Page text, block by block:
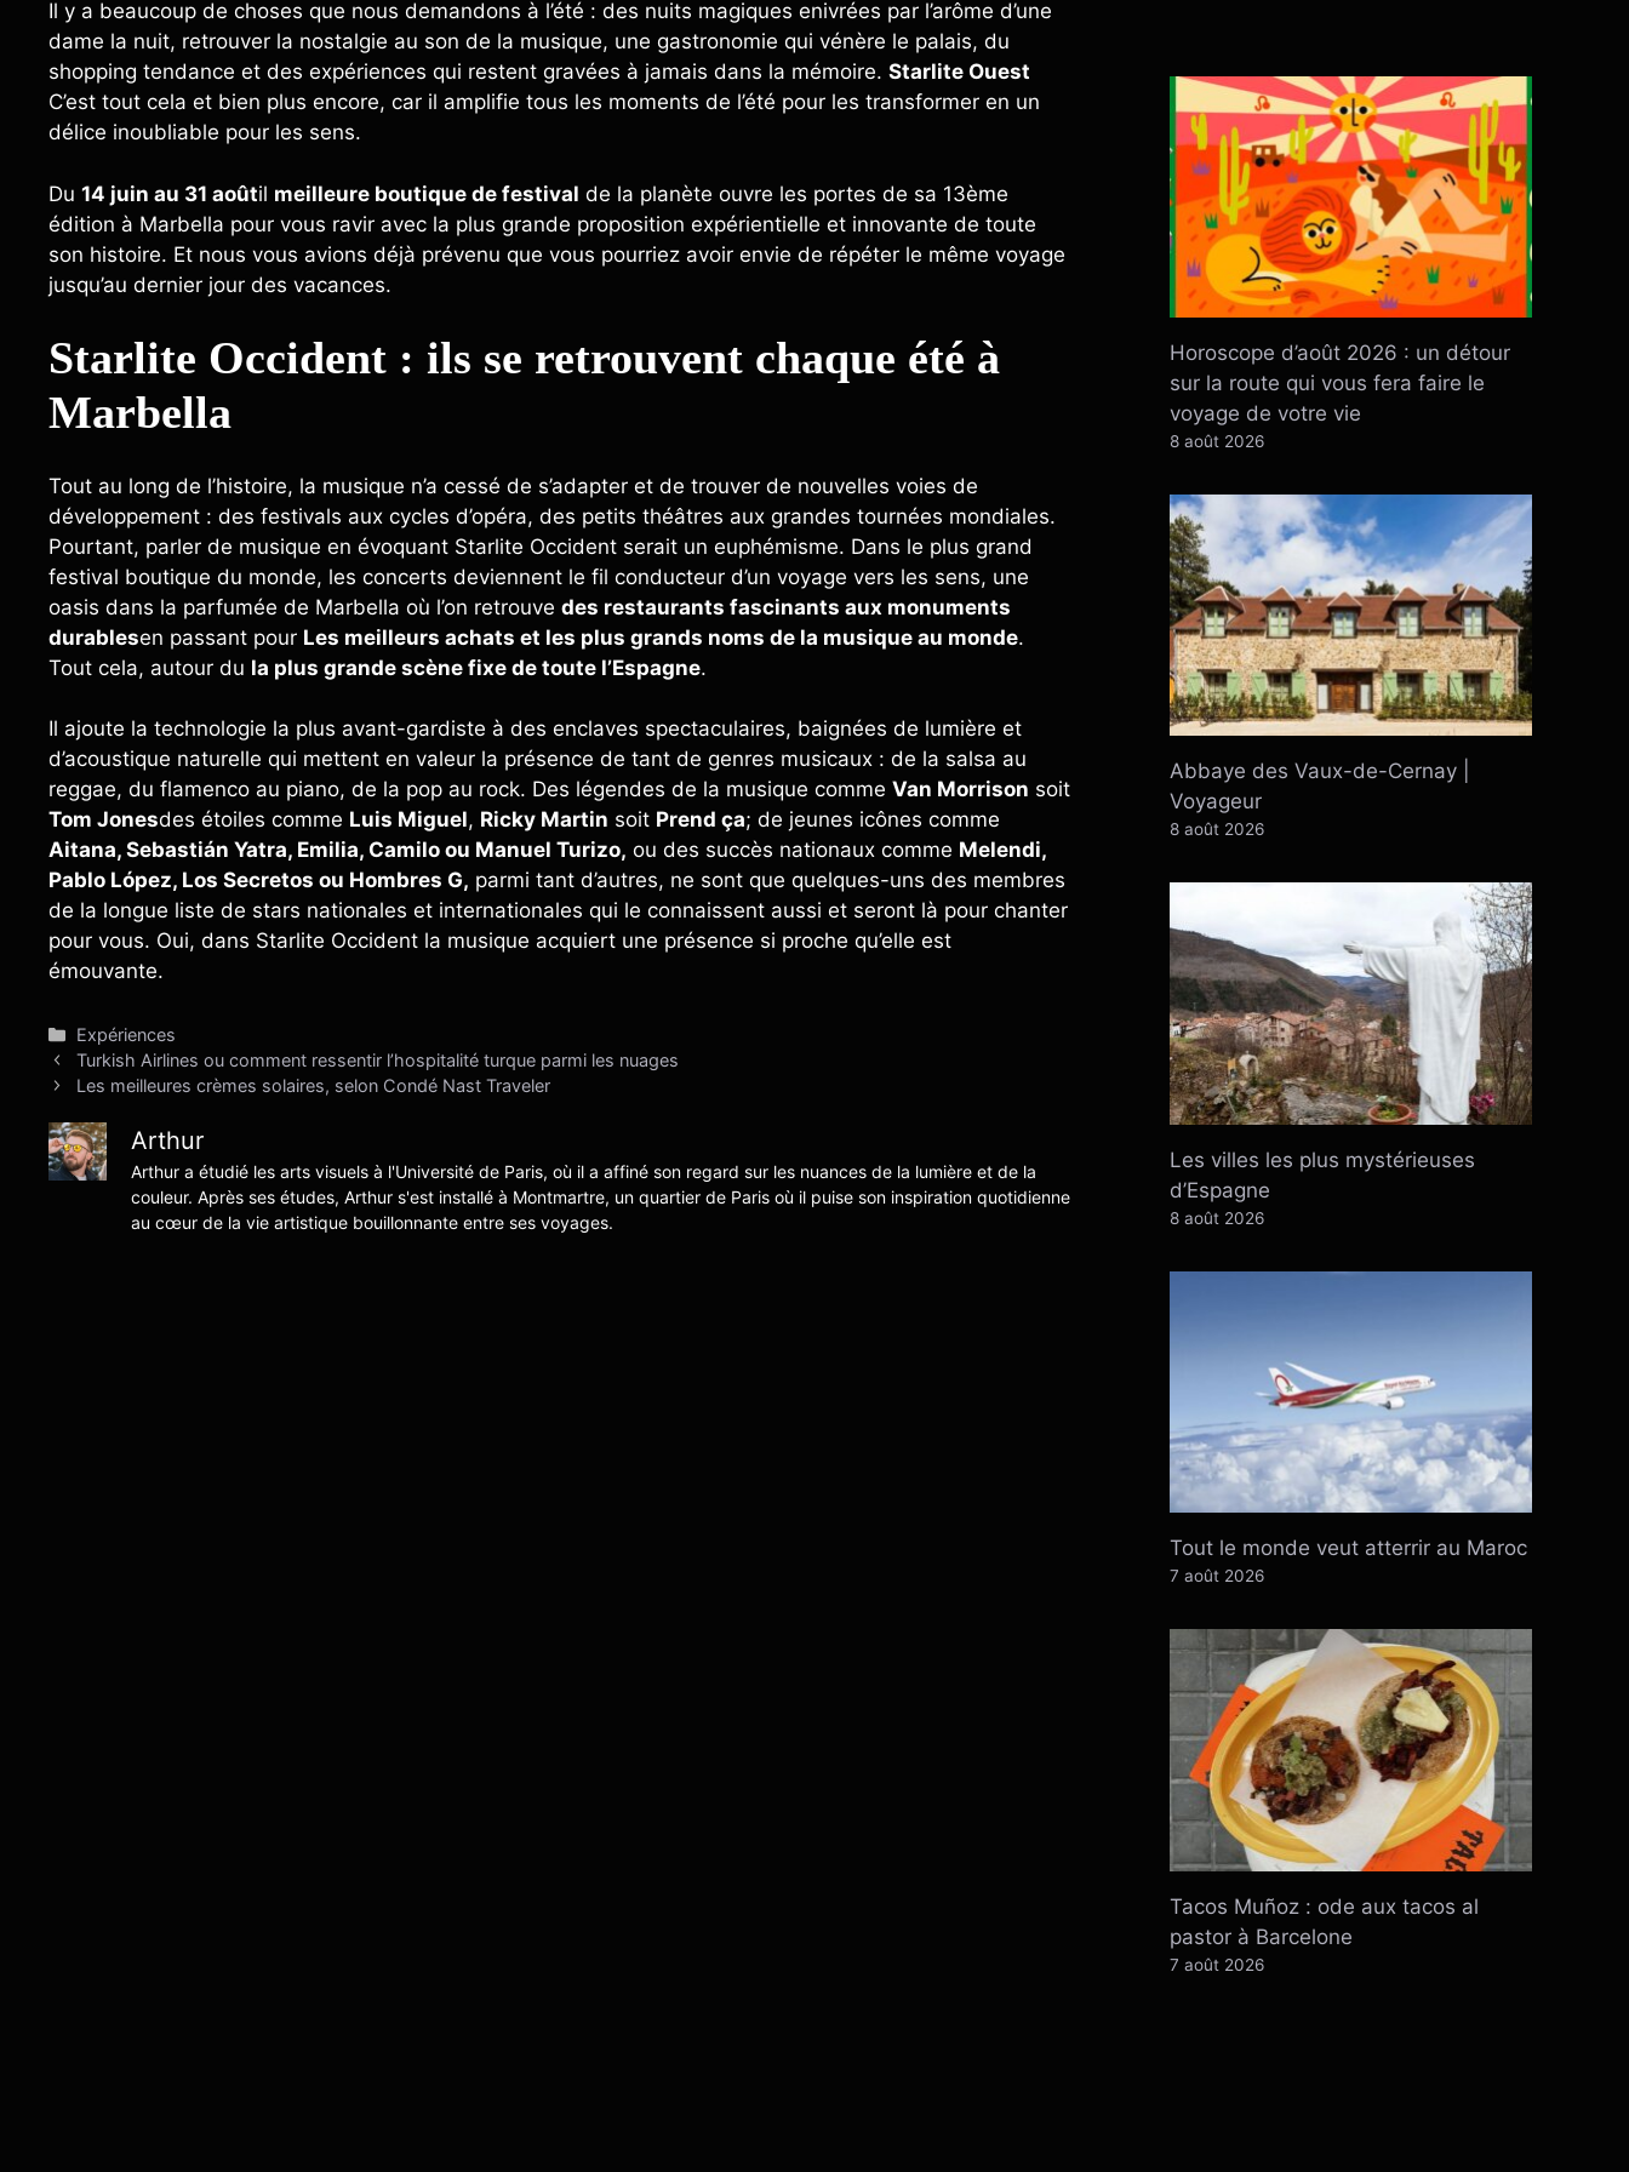
Il y a beaucoup de choses que nous demandons à l’été : des nuits magiques enivrées par l’arôme d’une
dame la nuit, retrouver la nostalgie au son de la musique, une gastronomie qui vénère le palais, du
shopping tendance et des expériences qui restent gravées à jamais dans la mémoire. Starlite Ouest
C’est tout cela et bien plus encore, car il amplifie tous les moments de l’été pour les transformer en un
délice inoubliable pour les sens.
Du 14 juin au 31 aoûtil meilleure boutique de festival de la planète ouvre les portes de sa 13ème
édition à Marbella pour vous ravir avec la plus grande proposition expérientielle et innovante de toute
son histoire. Et nous vous avions déjà prévenu que vous pourriez avoir envie de répéter le même voyage
jusqu’au dernier jour des vacances.
Starlite Occident : ils se retrouvent chaque été à
Marbella
Tout au long de l’histoire, la musique n’a cessé de s’adapter et de trouver de nouvelles voies de
développement : des festivals aux cycles d’opéra, des petits théâtres aux grandes tournées mondiales.
Pourtant, parler de musique en évoquant Starlite Occident serait un euphémisme. Dans le plus grand
festival boutique du monde, les concerts deviennent le fil conducteur d’un voyage vers les sens, une
oasis dans la parfumée de Marbella où l’on retrouve des restaurants fascinants aux monuments
durablesen passant pour Les meilleurs achats et les plus grands noms de la musique au monde.
Tout cela, autour du la plus grande scène fixe de toute l’Espagne.
Il ajoute la technologie la plus avant-gardiste à des enclaves spectaculaires, baignées de lumière et
d’acoustique naturelle qui mettent en valeur la présence de tant de genres musicaux : de la salsa au
reggae, du flamenco au piano, de la pop au rock. Des légendes de la musique comme Van Morrison soit
Tom Jonesdes étoiles comme Luis Miguel, Ricky Martin soit Prend ça; de jeunes icônes comme
Aitana, Sebastián Yatra, Emilia, Camilo ou Manuel Turizo, ou des succès nationaux comme Melendi,
Pablo López, Los Secretos ou Hombres G, parmi tant d’autres, ne sont que quelques-uns des membres
de la longue liste de stars nationales et internationales qui le connaissent aussi et seront là pour chanter
pour vous. Oui, dans Starlite Occident la musique acquiert une présence si proche qu’elle est
émouvante.
Catégories
Expériences
Turkish Airlines ou comment ressentir l’hospitalité turque parmi les nuages
Les meilleures crèmes solaires, selon Condé Nast Traveler
Arthur
Arthur a étudié les arts visuels à l'Université de Paris, où il a affiné son regard sur les nuances de la lumière et de la
couleur. Après ses études, Arthur s'est installé à Montmartre, un quartier de Paris où il puise son inspiration quotidienne
au cœur de la vie artistique bouillonnante entre ses voyages.
Horoscope d’août 2026 : un détour
sur la route qui vous fera faire le
voyage de votre vie
8 août 2026
Abbaye des Vaux-de-Cernay |
Voyageur
8 août 2026
Les villes les plus mystérieuses
d’Espagne
8 août 2026
Tout le monde veut atterrir au Maroc
7 août 2026
Tacos Muñoz : ode aux tacos al
pastor à Barcelone
7 août 2026